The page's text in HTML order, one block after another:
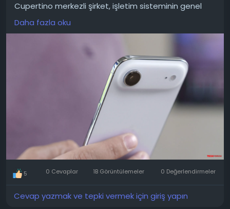
Cupertino merkezli şirket, işletim sisteminin genel
kararlılığında iyileştirmeler yapıldığını ve iOS'un önceki
sürümünde bulunan hataların giderildiğini bildiriyor.
Ancak en önemli konu, iPhone 17 ve iPhone Air'de
kablolu şarjın rastgele kesilmesine neden olan can
sıkıcı bir hatanın giderilmesi. Bu durum, akıllı telefonun
pili neredeyse boşaldığında meydana geliyordu. Bu
örnekler münferit olsa da, hata yine de oldukça can
iOS 26.5.1'i şu anda indirebilirsiniz. iOS 26.5.1 ile birlikte,
MacBook ve Mac dizüstü bilgisayarlar ve masaüstü
bilgisayarlar için macOS 26.5.1 de yayınlandı ve M5
yonga seti tabanlı cihazların belirli senaryolarda
Daha fazla oku
5 0 Cevaplar 1B Görüntülemeler 0 Değerlendirmeler
Cevap yazmak ve tepki vermek için giriş yapın